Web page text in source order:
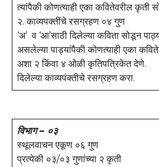
त्यांपैकी कोणत्याही एका कवितेवरील कृती
२. काव्यपक्तींचे रसग्रहण ०४ गुण
‘अ’ व ‘आ’साठी दिलेल्या कविता सोडून
असलेल्या पाड्यांपैकी कोणत्याही एका
अशा २ किंवा ४ ओळी कृतिपत्रिकेत देणे.
दिलेल्या काव्यपंक्तीचे रसग्रहण करा.
विभाग – ०३
स्थूलवाचन एकूण ०६ गुण
प्रत्येकी ०३/०३ गुणांच्या २ कृती